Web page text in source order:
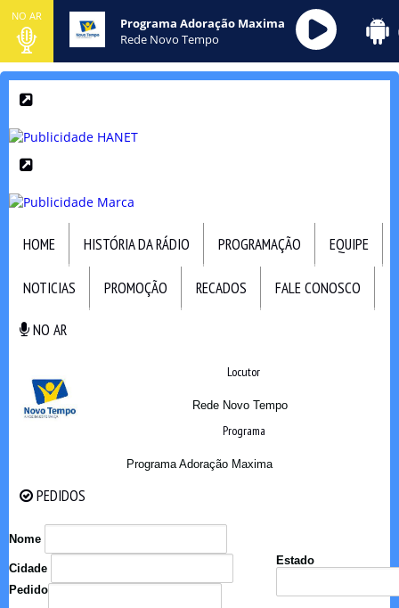
NO AR
Programa Adoração Maxima
Rede Novo Tempo
HOME HISTÓRIA DA RÁDIO PROGRAMAÇÃO EQUIPE
NOTICIAS PROMOÇÃO RECADOS FALE CONOSCO
NO AR
Locutor
Rede Novo Tempo
Programa
Programa Adoração Maxima
PEDIDOS
Nome
Cidade
Estado
Pedido